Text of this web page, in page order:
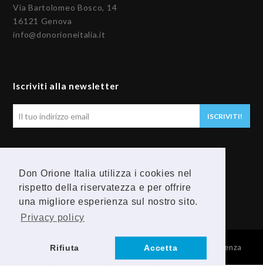
Don Orione Italia utilizza i cookies nel
rispetto della riservatezza e per offrire
una migliore esperienza sul nostro sito.
Privacy policy
Rifiuta Accetta
Via Bartolomeo Bosco, 14
16121 Genova
info@donorioneitalia.it
Iscriviti alla newsletter
ISCRIVITI!
F
Y
o
t
© 2026 Provincia Religiosa Madre della Divina Provvidenza